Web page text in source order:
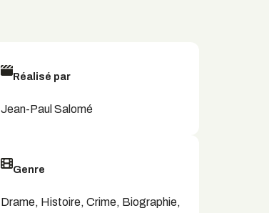
Réalisé par
Jean-Paul Salomé
Genre
Drame, Histoire, Crime, Biographie,